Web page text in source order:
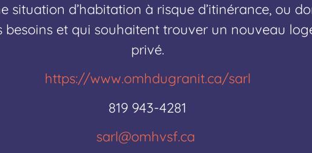
situation d’habitation à risque d’itinérance, ou
besoins et qui souhaitent trouver un nouveau
privé.
https://www.omhdugranit.ca/sarl
819 943-4281
sarl@omhvsf.ca